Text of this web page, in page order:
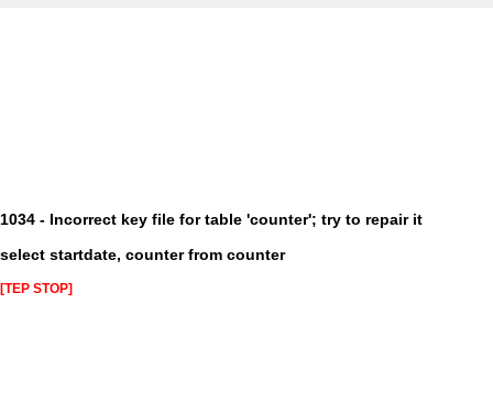
1034 - Incorrect key file for table 'counter'; try to repair it
select startdate, counter from counter
[TEP STOP]